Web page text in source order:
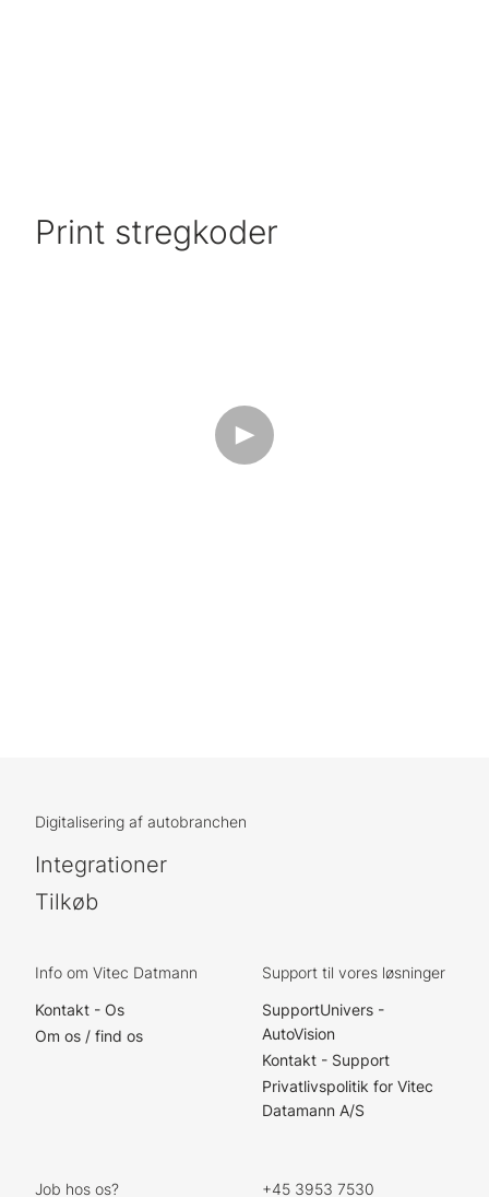
Print stregkoder
Digitalisering af autobranchen
Integrationer
Tilkøb
Info om Vitec Datmann
Kontakt - Os
Om os / find os
Support til vores løsninger
SupportUnivers -
AutoVision
Kontakt - Support
Privatlivspolitik for Vitec
Datamann A/S
Job hos os? +45 3953 7530